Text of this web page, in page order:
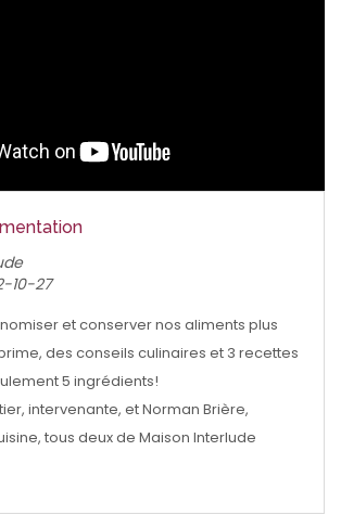
10-27
et conserver nos aliments plus
des conseils culinaires et 3 recettes
5 ingrédients!
intervenante, et Norman Brière,
tous deux de Maison Interlude